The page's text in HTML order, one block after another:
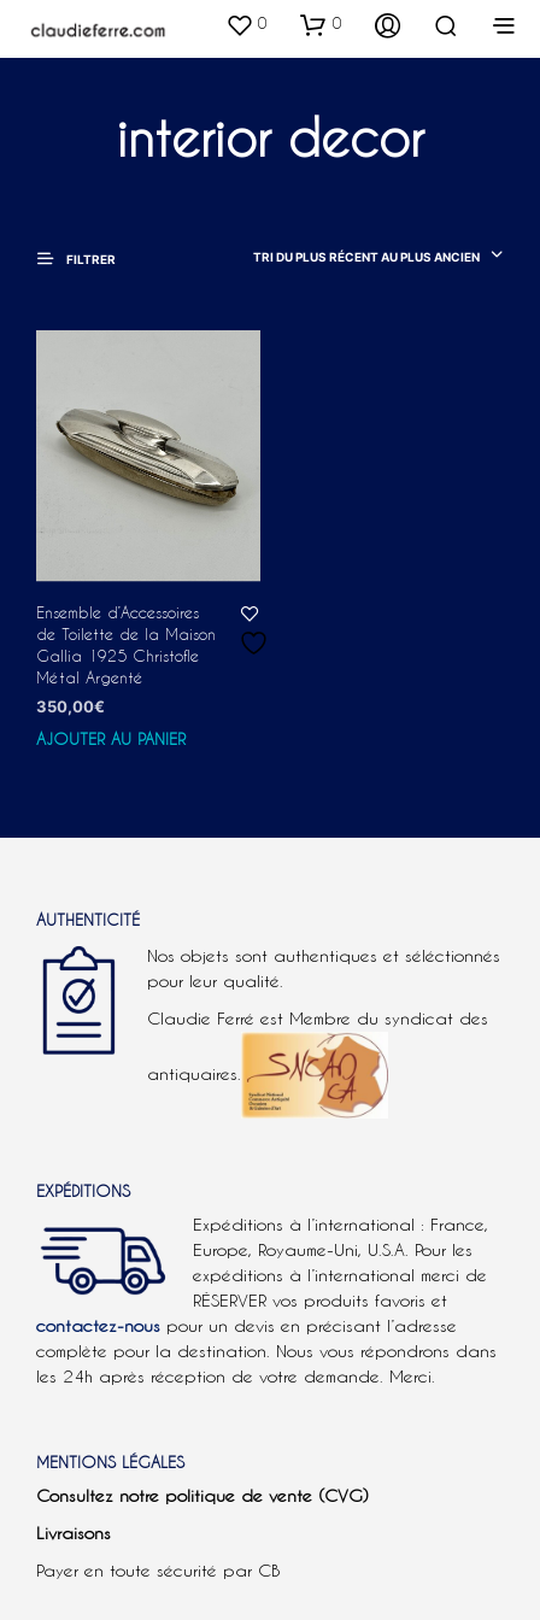
0 0
interior decor
FILTRER TRI DU PLUS RÉCENT AU PLUS ANCIEN
Ensemble d’Accessoires
de Toilette de la Maison
Gallia 1925 Christofle
Métal Argenté
350,00€
AJOUTER AU PANIER
AUTHENTICITÉ
Nos objets sont authentiques et séléctionnés
pour leur qualité.
Claudie Ferré est Membre du syndicat des
antiquaires.
EXPÉDITIONS
Expéditions à l’international : France,
Europe, Royaume-Uni, U.S.A. Pour les
expéditions à l’international merci de
RÉSERVER vos produits favoris et
contactez-nous pour un devis en précisant l’adresse
complète pour la destination. Nous vous répondrons dans
les 24h après réception de votre demande. Merci.
MENTIONS LÉGALES
Consultez notre politique de vente (CVG)
Livraisons
Payer en toute sécurité par CB